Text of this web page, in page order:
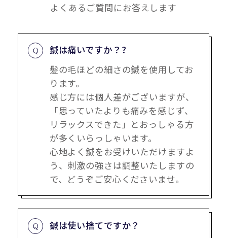
よくあるご質問にお答えします
鍼は痛いですか？?
髪の毛ほどの細さの鍼を使用してお
ります。
感じ方には個人差がございますが、
「思っていたよりも痛みを感じず、
リラックスできた」とおっしゃる方
が多くいらっしゃいます。
心地よく鍼をお受けいただけますよ
う、刺激の強さは調整いたしますの
で、どうぞご安心くださいませ。
鍼は使い捨てですか？